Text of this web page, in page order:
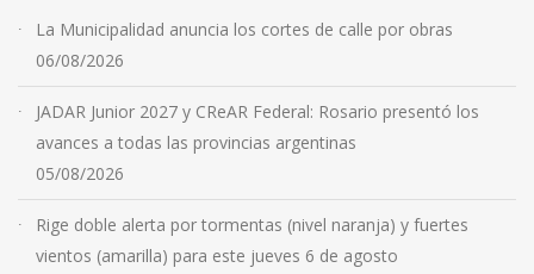
La Municipalidad anuncia los cortes de calle por obras
06/08/2026
JADAR Junior 2027 y CReAR Federal: Rosario presentó los
avances a todas las provincias argentinas
05/08/2026
Rige doble alerta por tormentas (nivel naranja) y fuertes
vientos (amarilla) para este jueves 6 de agosto